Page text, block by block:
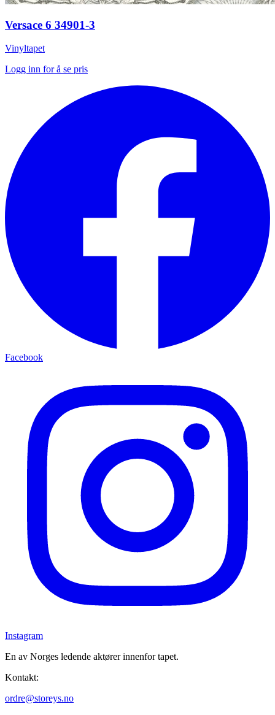
Versace 6 34901-3
Vinyltapet
Logg inn for å se pris
Facebook
Instagram
En av Norges ledende aktører innenfor tapet.
Kontakt:
ordre@storeys.no